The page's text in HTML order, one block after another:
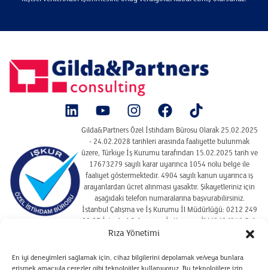
Rıza Yönetimi
En iyi deneyimleri sağlamak için, cihaz bilgilerini depolamak ve/veya bunlara
Gilda&Partners Özel İstihdam Bürosu Olarak 25.02.2025
- 24.02.2028 tarihleri arasında faaliyette bulunmak
üzere, Türkiye İş Kurumu tarafından 15.02.2025 tarih ve
17673279 sayılı karar uyarınca 1054 nolu belge ile
faaliyet göstermektedir. 4904 sayılı kanun uyarınca iş
arayanlardan ücret alınması yasaktır. Şikayetleriniz için
aşağıdaki telefon numaralarına başvurabilirsiniz.
İstanbul Çalışma ve İş Kurumu İl Müdürlüğü: 0212 249
29 87 İstanbul Çalışma ve İş Kurumu İl Müdürlüğü Şişli
Hizmet Merkezi : 02122910925